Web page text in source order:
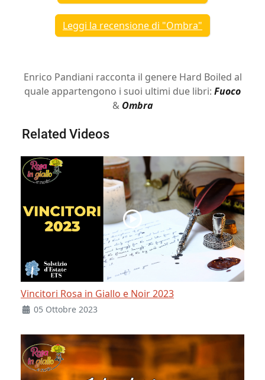
Leggi la recensione di "Ombra"
Enrico Pandiani racconta il genere Hard Boiled al
quale appartengono i suoi ultimi due libri: Fuoco
& Ombra
Related Videos
Vincitori Rosa in Giallo e Noir 2023
05 Ottobre 2023